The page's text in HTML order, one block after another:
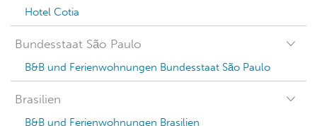
Hotel Cotia
Bundesstaat São Paulo
B&B und Ferienwohnungen Bundesstaat São Paulo
Brasilien
B&B und Ferienwohnungen Brasilien